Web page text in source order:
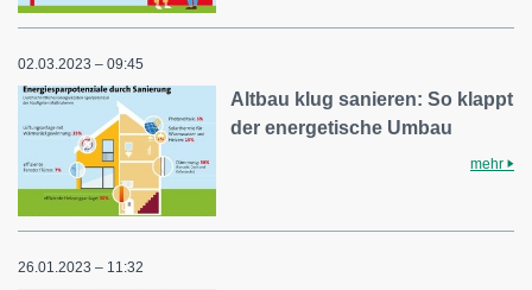
02.03.2023 – 09:45
Altbau klug sanieren: So klappt
der energetische Umbau
mehr
26.01.2023 – 11:32